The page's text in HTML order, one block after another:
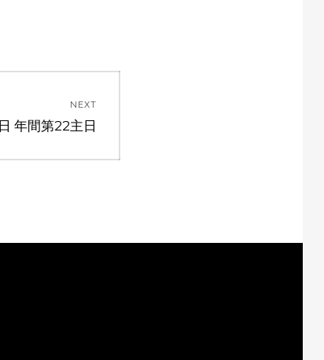
NEXT
年間第22主日